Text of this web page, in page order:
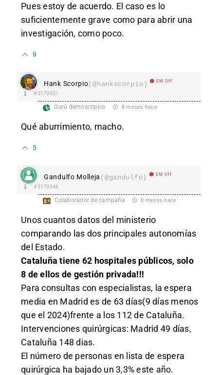
Pues estoy de acuerdo. El caso es lo
suficientemente grave como para abrir una
investigación, como poco.
9
Hank Scorpio(@hankscorpio) EM Off
#3179051
Gurú demoscópico 8 meses hace
Qué aburrimiento, macho.
5
Gandulfo Molleja (@gandulfo) EM Off
#3179046
Colaborador de campaña 8 meses hace
Unos cuantos datos del ministerio
comparando las dos principales autonomías
del Estado.
Cataluña tiene 62 hospitales públicos, solo
8 de ellos de gestión privada!!!
Para consultas con especialistas, la espera
media en Madrid es de 63 días(9 días menos
que el 2024)frente a los 112 de Cataluña.
Intervenciones quirúrgicas: Madrid 49 días,
Cataluña 148 dias.
El número de personas en lista de espera
quirúrgica ha bajado un 3,3% este año.